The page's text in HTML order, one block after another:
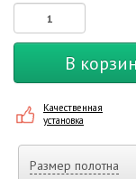
В
Качественная
установка
Размер полотна